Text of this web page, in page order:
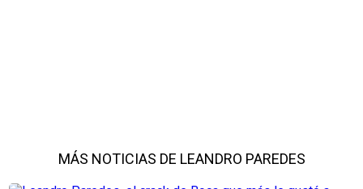
MÁS NOTICIAS DE LEANDRO PAREDES